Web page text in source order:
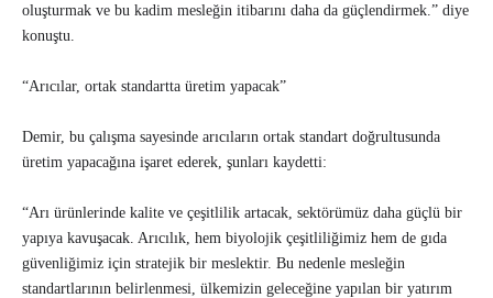
oluşturmak ve bu kadim mesleğin itibarını daha da güçlendirmek.” diye
konuştu.
“Arıcılar, ortak standartta üretim yapacak”
Demir, bu çalışma sayesinde arıcıların ortak standart doğrultusunda
üretim yapacağına işaret ederek, şunları kaydetti:
“Arı ürünlerinde kalite ve çeşitlilik artacak, sektörümüz daha güçlü bir
yapıya kavuşacak. Arıcılık, hem biyolojik çeşitliliğimiz hem de gıda
güvenliğimiz için stratejik bir meslektir. Bu nedenle mesleğin
standartlarının belirlenmesi, ülkemizin geleceğine yapılan bir yatırım